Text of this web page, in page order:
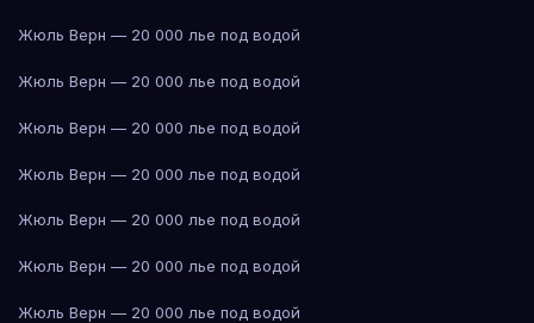
Жюль Верн — 20 000 лье под водой
Жюль Верн — 20 000 лье под водой
Жюль Верн — 20 000 лье под водой
Жюль Верн — 20 000 лье под водой
Жюль Верн — 20 000 лье под водой
Жюль Верн — 20 000 лье под водой
Жюль Верн — 20 000 лье под водой